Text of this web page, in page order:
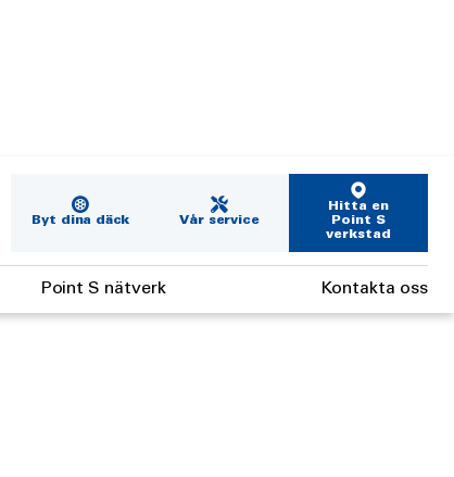
Byt dina däck Vår service
Hitta en
Point S
verkstad
Point S nätverk Kontakta oss